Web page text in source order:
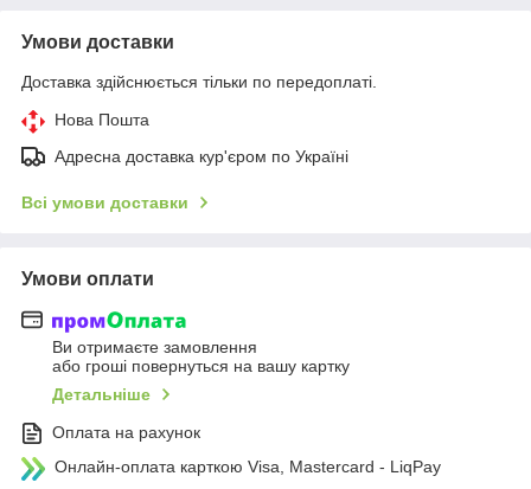
Умови доставки
Доставка здійснюється тільки по передоплаті.
Нова Пошта
Адресна доставка кур'єром по Україні
Всі умови доставки
Умови оплати
Ви отримаєте замовлення
або гроші повернуться на вашу картку
Детальніше
Оплата на рахунок
Онлайн-оплата карткою Visa, Mastercard - LiqPay